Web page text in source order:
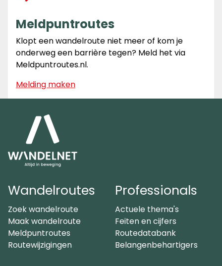
Meldpuntroutes
Klopt een wandelroute niet meer of kom je
onderweg een barrière tegen? Meld het via
Meldpuntroutes.nl.
Melding maken
Wandelroutes
Zoek wandelroute
Maak wandelroute
Meldpuntroutes
Routewijzigingen
Professionals
Actuele thema's
Feiten en cijfers
Routedatabank
Belangenbehartigers